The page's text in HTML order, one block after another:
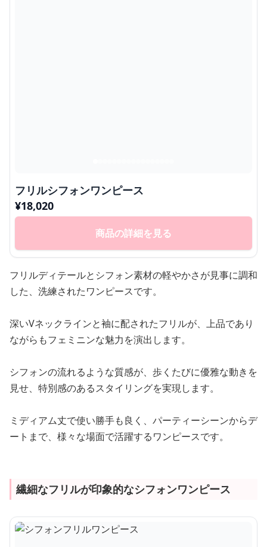
フリルシフォンワンピース
¥18,020
商品の詳細を見る
フリルディテールとシフォン素材の軽やかさが見事に調和
した、洗練されたワンピースです。
深いVネックラインと袖に配されたフリルが、上品であり
ながらもフェミニンな魅力を演出します。
シフォンの流れるような質感が、歩くたびに優雅な動きを
見せ、特別感のあるスタイリングを実現します。
ミディアム丈で使い勝手も良く、パーティーシーンからデ
ートまで、様々な場面で活躍するワンピースです。
繊細なフリルが印象的なシフォンワンピース